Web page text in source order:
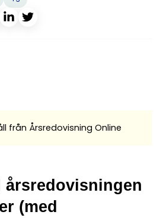
från Årsredovisning Online
årsredovisningen
(med